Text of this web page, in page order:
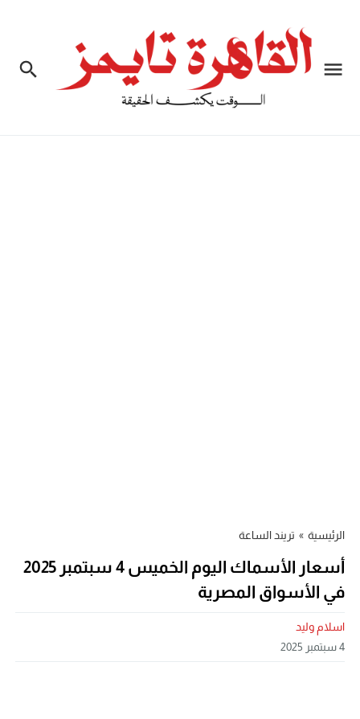
الرئيسية » تريند الساعة
أسعار الأسماك اليوم الخميس 4 سبتمبر 2025
في الأسواق المصرية
اسلام وليد
4 سبتمبر 2025